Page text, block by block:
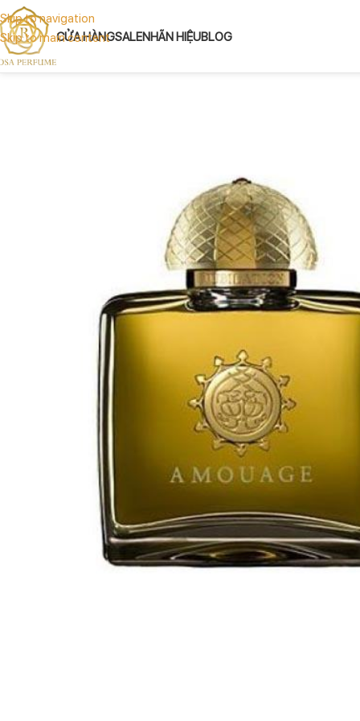
Skip to navigation
Skip to main content
CỬA HÀNGSALENHÃN HIỆUBLOG